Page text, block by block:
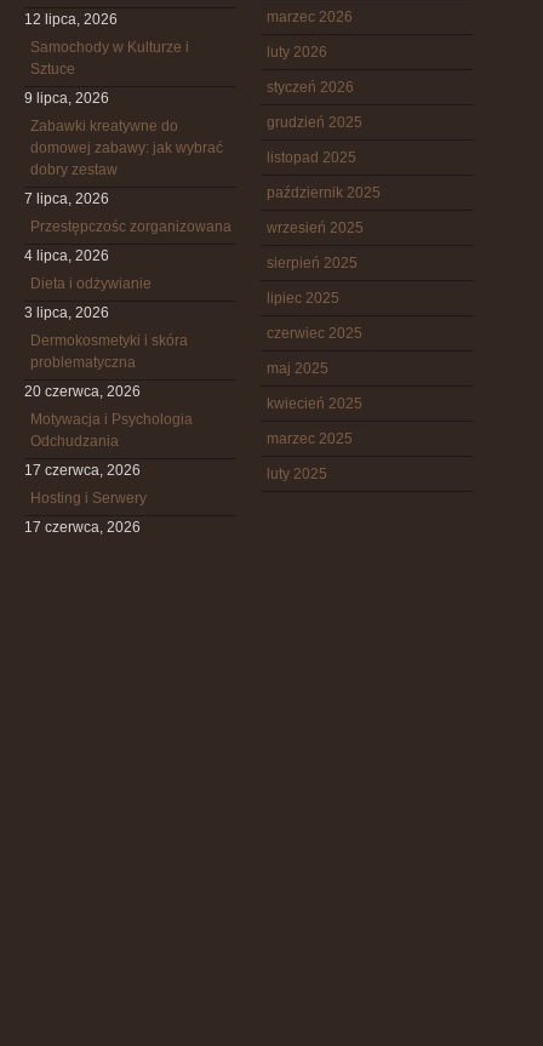
12 lipca, 2026
Samochody w Kulturze i
Sztuce
9 lipca, 2026
Zabawki kreatywne do
domowej zabawy: jak wybrać
dobry zestaw
7 lipca, 2026
Przestępczośc zorganizowana
4 lipca, 2026
Dieta i odżywianie
3 lipca, 2026
Dermokosmetyki i skóra
problematyczna
20 czerwca, 2026
Motywacja i Psychologia
Odchudzania
17 czerwca, 2026
Hosting i Serwery
17 czerwca, 2026
marzec 2026
luty 2026
styczeń 2026
grudzień 2025
listopad 2025
październik 2025
wrzesień 2025
sierpień 2025
lipiec 2025
czerwiec 2025
maj 2025
kwiecień 2025
marzec 2025
luty 2025